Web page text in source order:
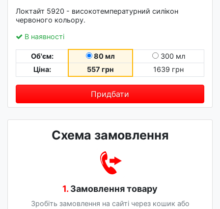
Локтайт 5920 - високотемпературний силікон
червоного кольору.
В наявності
Об'єм: 80 мл
300 мл
Ціна:
557 грн 1639 грн
Придбати
Схема замовлення
1. Замовлення товару
Зробіть замовлення на сайті через кошик або